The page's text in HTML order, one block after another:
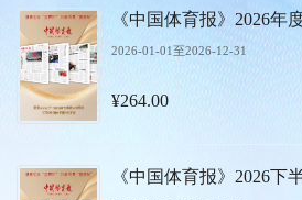
《中国体育报》2026年
2026-01-01至2026-12-31
¥264.00
《中国体育报》2026下